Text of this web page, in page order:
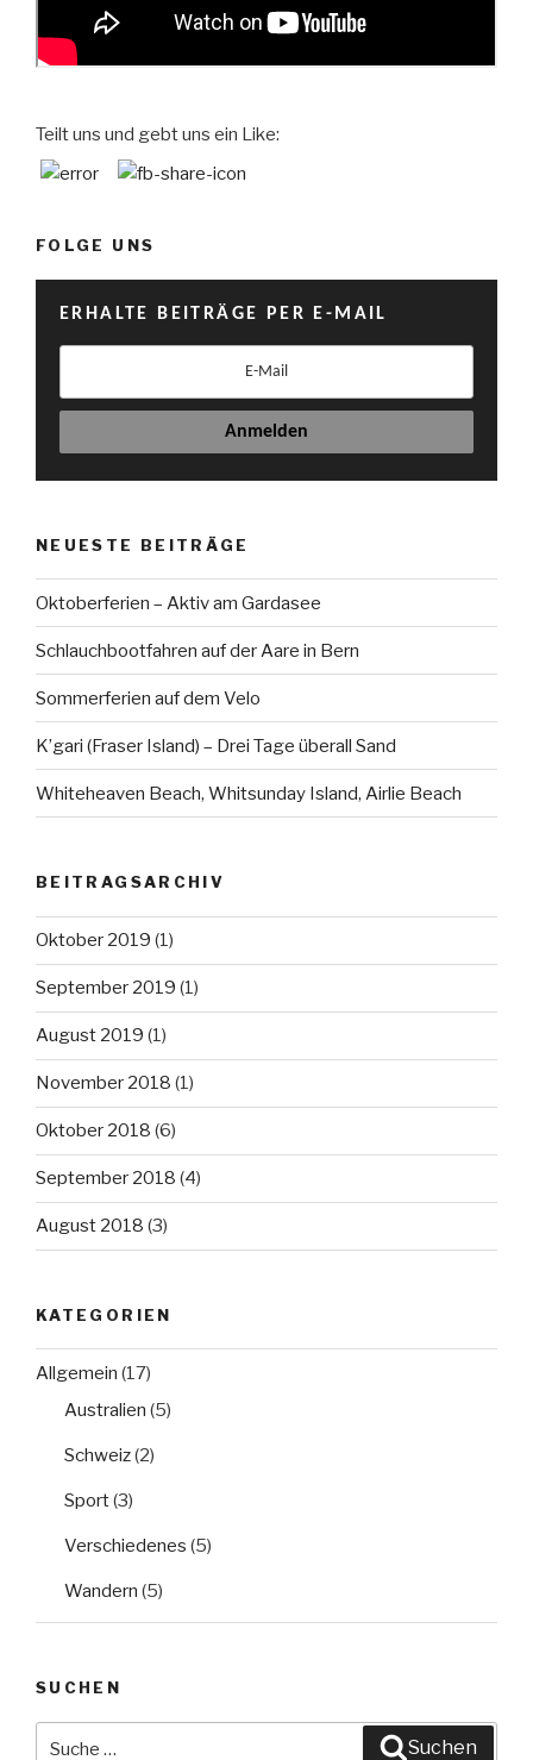
Teilt uns und gebt uns ein Like:
FOLGE UNS
ERHALTE BEITRÄGE PER E-MAIL
NEUESTE BEITRÄGE
Oktoberferien – Aktiv am Gardasee
Schlauchbootfahren auf der Aare in Bern
Sommerferien auf dem Velo
K’gari (Fraser Island) – Drei Tage überall Sand
Whiteheaven Beach, Whitsunday Island, Airlie Beach
BEITRAGSARCHIV
Oktober 2019 (1)
September 2019 (1)
August 2019 (1)
November 2018 (1)
Oktober 2018 (6)
September 2018 (4)
August 2018 (3)
KATEGORIEN
Allgemein (17)
Australien (5)
Schweiz(2)
Sport(3)
Verschiedenes (5)
Wandern (5)
SUCHEN
Suchen